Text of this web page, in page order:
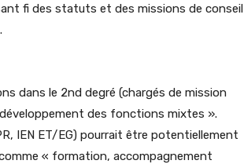
fi des statuts et des missions de conseil
dans le 2nd degré (chargés de mission
des fonctions mixtes ».
IEN ET/EG) pourrait être potentiellement
« formation, accompagnement